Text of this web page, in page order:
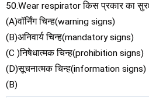
50.Wear respirator किस प्रकार का
(A)वॉर्निंग चिन्ह(warning signs)
(B)अनिवार्य चिन्ह(mandatory signs)
(C )निषेधात्मक चिन्ह(prohibition signs)
(D)सूचनात्मक चिन्ह(information signs)
(B)